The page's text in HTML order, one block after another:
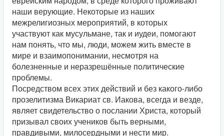
наши верующие. Некоторые из наших
межрелигиозных мероприятий, в которых
участвуют как мусульмане, так и иудеи, помогают
нам понять, что мы, люди, можем жить вместе в
мире и взаимопонимании, несмотря на
болезненные и неразрешённые политические
проблемы.
Посредством всех этих действий и без какого-либо
прозелитизма Викариат св. Иакова, всегда и везде,
являет свидетельство о послании Христа, который
призывал своих учеников быть верными,
правдивыми, милосердными и нести мир.